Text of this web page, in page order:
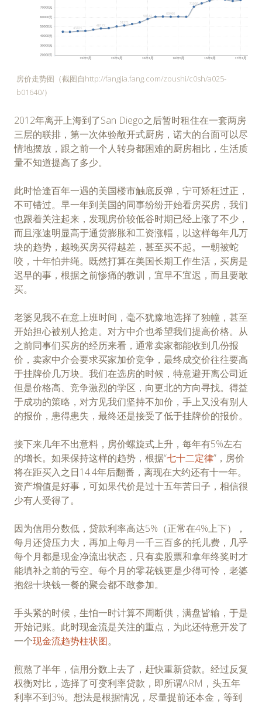
房价走势图（截图自http://fangjia.fang.com/zoushi/c0sh/a025-
b01640/）
2012年离开上海到了San Diego之后暂时租住在一套两房
三层的联排，第一次体验敞开式厨房，诺大的台面可以尽
情地摆放，跟之前一个人转身都困难的厨房相比，生活质
量不知道提高了多少。
此时恰逢百年一遇的美国楼市触底反弹，宁可矫枉过正，
不可错过。早一年到美国的同事纷纷开始看房买房，我们
也跟着关注起来，发现房价较低谷时期已经上涨了不少，
而且涨速明显高于通货膨胀和工资涨幅，以这样每年几万
块的趋势，越晚买房买得越差，甚至买不起。一朝被蛇
咬，十年怕井绳。既然打算在美国长期工作生活，买房是
迟早的事，根据之前惨痛的教训，宜早不宜迟，而且要敢
买。
老婆见我不在意上班时间，毫不犹豫地选择了独幢，甚至
开始担心被别人抢走。对方中介也希望我们提高价格。从
之前同事们买房的经历来看，通常卖家都能收到几份报
价，卖家中介会要求买家加价竞争，最终成交价往往要高
于挂牌价几万块。我们在选房的时候，特意避开离公司近
但是价格高、竞争激烈的学区，向更北的方向寻找。得益
于成功的策略，对方见我们坚持不加价，手上又没有别人
的报价，患得患失，最终还是接受了低于挂牌价的报价。
接下来几年不出意料，房价螺旋式上升，每年有5%左右
的增长。如果保持这样的趋势，根据“七十二定律”，房价
将在距买入之日14.4年后翻番，离现在大约还有十一年。
资产增值是好事，可如果代价是过十五年苦日子，相信很
少有人受得了。
因为信用分数低，贷款利率高达5%（正常在4%上下），
每月还贷压力大，再加上每月一千三百多的托儿费，几乎
每个月都是现金净流出状态，只有卖股票和拿年终奖时才
能填补之前的亏空。每个月的零花钱更是少得可怜，老婆
抱怨十块钱一餐的聚会都不敢参加。
手头紧的时候，生怕一时计算不周断供，满盘皆输，于是
开始记账。此时现金流是关注的重点，为此还特意开发了
一个现金流趋势柱状图。
煎熬了半年，信用分数上去了，赶快重新贷款。经过反复
权衡对比，选择了可变利率贷款，即所谓ARM，头五年
利率不到3%。想法是根据情况，尽量提前还本金，等到